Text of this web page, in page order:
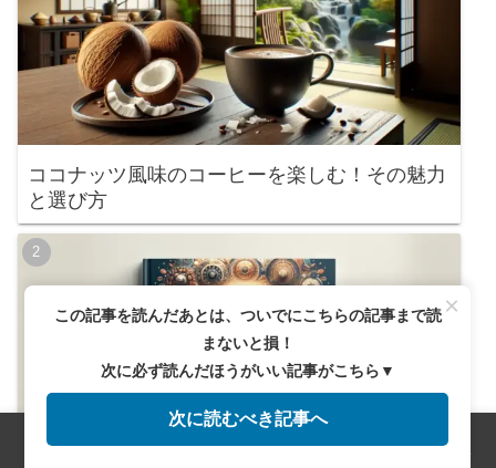
ココナッツ風味のコーヒーを楽しむ！その魅力
と選び方
サイドバー
×
この記事を読んだあとは、ついでにこちらの記事まで読
まないと損！
次に必ず読んだほうがいい記事がこちら▼
次に読むべき記事へ